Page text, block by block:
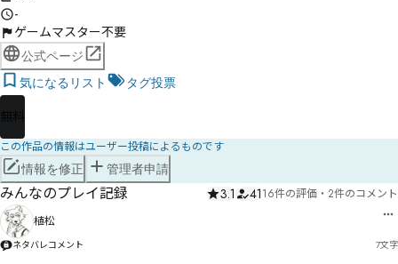
-
ゲームマスター不要
公式ページ
気になるリスト
タグ投票
無料
この作品の情報はユーザー投稿によるものです
情報を修正 管理者申請
みんなのプレイ記録 3.1 4116件の評価 ・ 2件のコメント
植松
ネタバレコメント 7文字